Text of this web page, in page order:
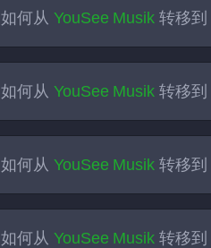
如何从 YouSee Musik 转移到
如何从 YouSee Musik 转移到
如何从 YouSee Musik 转移到
如何从 YouSee Musik 转移到